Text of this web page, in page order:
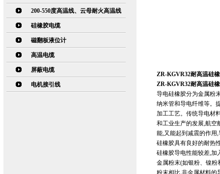
200-550度高温线、云母耐火高温线
硅橡胶电缆
磁翻板液位计
高温电缆
屏蔽电缆
电机接引线
ZR-KGVR32耐高温硅
ZR-KGVR32耐高温硅
导电硅橡胶分为金属粉
纳米管和导电纤维等。
加工工艺。传统导电材
和工业生产的发展,航空
能,又能起到减震的作用
硅橡胶具有良好的耐热
硅橡胶导电性能较差,加
金属粉末(如银粉、镍粉
粉末相比,非金属材料的